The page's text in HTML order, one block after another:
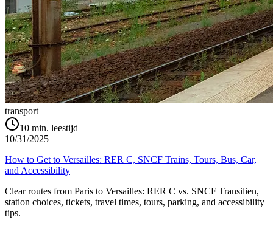
transport
10 min. leestijd
10/31/2025
How to Get to Versailles: RER C, SNCF Trains, Tours, Bus, Car,
and Accessibility
Clear routes from Paris to Versailles: RER C vs. SNCF Transilien,
station choices, tickets, travel times, tours, parking, and accessibility
tips.